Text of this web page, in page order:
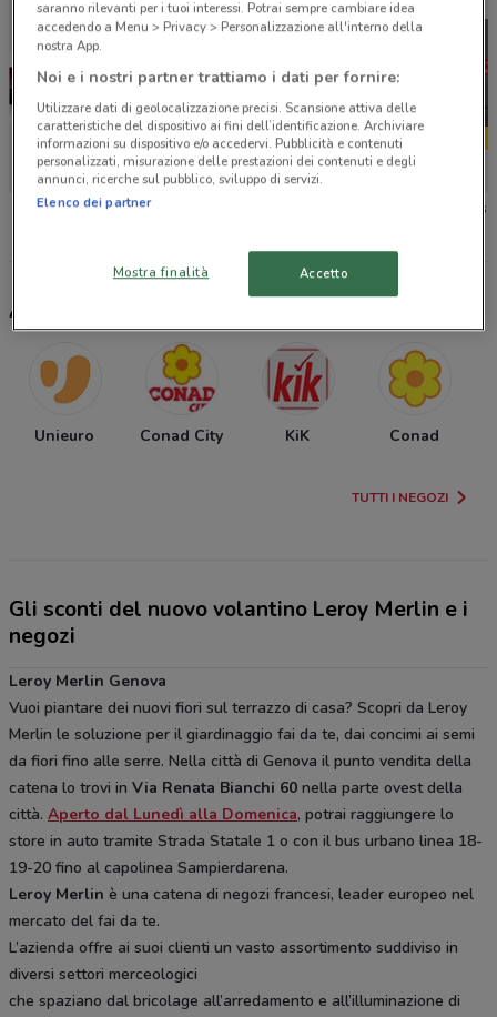
Sky
-5 GIORNI
Cofidis
Altri negozi selezionati per te
Unieuro Conad City KiK Conad
TUTTI I NEGOZI
Gli sconti del nuovo volantino Leroy Merlin e i
negozi
Leroy Merlin Genova
Vuoi piantare dei nuovi fiori sul terrazzo di casa? Scopri da Leroy
Merlin le soluzione per il giardinaggio fai da te, dai concimi ai semi
da fiori fino alle serre. Nella città di Genova il punto vendita della
catena lo trovi in Via Renata Bianchi 60 nella parte ovest della
città. Aperto dal Lunedì alla Domenica, potrai raggiungere lo
store in auto tramite Strada Statale 1 o con il bus urbano linea 18-
19-20 fino al capolinea Sampierdarena.
Leroy Merlin è una catena di negozi francesi, leader europeo nel
mercato del fai da te.
L’azienda offre ai suoi clienti un vasto assortimento suddiviso in
diversi settori merceologici
che spaziano dal bricolage all’arredamento e all’illuminazione di
saranno rilevanti per i tuoi interessi. Potrai sempre cambiare idea
accedendo a Menu > Privacy > Personalizzazione all'interno della
nostra App.
Noi e i nostri partner trattiamo i dati per fornire:
Utilizzare dati di geolocalizzazione precisi. Scansione attiva delle
caratteristiche del dispositivo ai fini dell’identificazione. Archiviare
informazioni su dispositivo e/o accedervi. Pubblicità e contenuti
personalizzati, misurazione delle prestazioni dei contenuti e degli
annunci, ricerche sul pubblico, sviluppo di servizi.
Elenco dei partner
Mostra finalità Accetto